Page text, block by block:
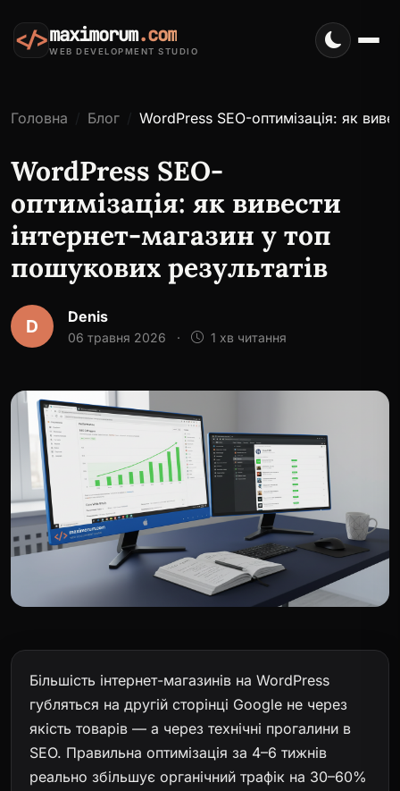
</>maximorum.com
WEB DEVELOPMENT STUDIO
Головна Блог WordPress SEO-оптимізація: як
WordPress SEO-
оптимізація: як вивести
інтернет-магазин у топ
пошукових результатів
D Denis
06 травня 2026 · 1 хв читання
Більшість інтернет-магазинів на WordPress
губляться на другій сторінці Google не через
якість товарів — а через технічні прогалини в
SEO. Правильна оптимізація за 4–6 тижнів
реально збільшує органічний трафік на 30–60%